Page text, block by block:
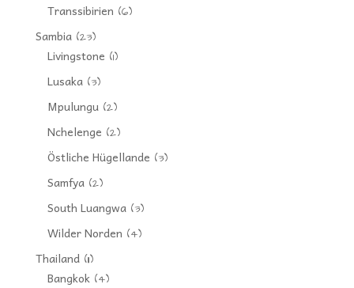
Transsibirien (6)
Sambia(23)
Livingstone (1)
Lusaka(3)
Mpulungu(2)
Nchelenge (2)
Östliche Hügellande (3)
Samfya(2)
South Luangwa(3)
Wilder Norden (4)
Thailand(11)
Bangkok(4)